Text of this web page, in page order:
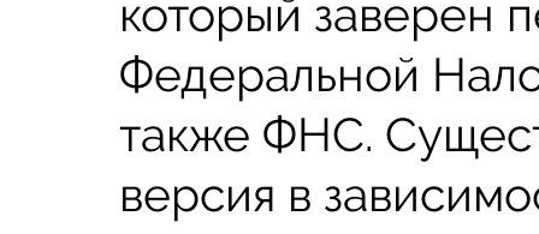
который заверен
Федеральной
также ФНС.
версия в